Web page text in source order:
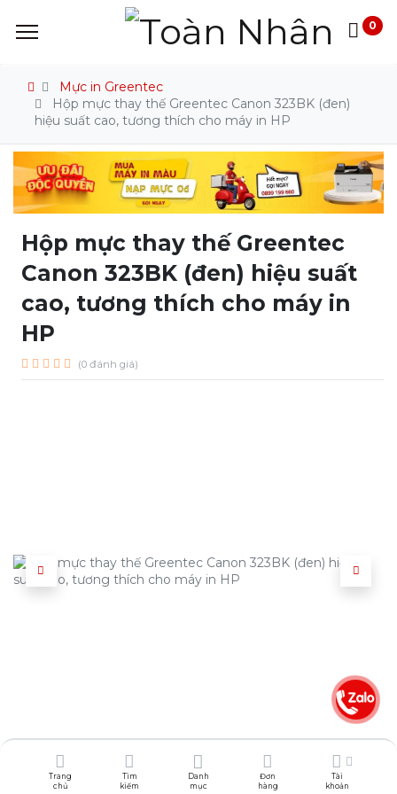
Trang
chủ
Tìm
kiếm
Danh
mục
Đơn
hàng
Tài
khoản
0
Mực in Greentec
Hộp mực thay thế Greentec Canon 323BK (đen)
hiệu suất cao, tương thích cho máy in HP
Hộp mực thay thế Greentec
Canon 323BK (đen) hiệu suất
cao, tương thích cho máy in
HP
(0 đánh giá)